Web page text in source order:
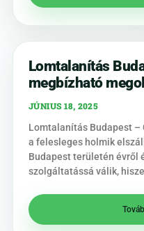
Lomtalanítás
megbízható
JÚNIUS 18, 2025
Lomtalanítás Budapest –
a felesleges holmik
Budapest területén évről
szolgáltatássá válik,